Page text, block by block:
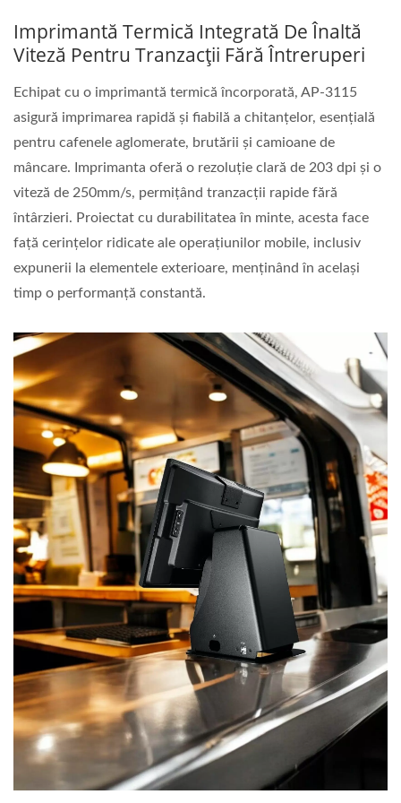
Imprimantă Termică Integrată De Înaltă
Viteză Pentru Tranzacții Fără Întreruperi
Echipat cu o imprimantă termică încorporată, AP-3115
asigură imprimarea rapidă și fiabilă a chitanțelor, esențială
pentru cafenele aglomerate, brutării și camioane de
mâncare. Imprimanta oferă o rezoluție clară de 203 dpi și o
viteză de 250mm/s, permițând tranzacții rapide fără
întârzieri. Proiectat cu durabilitatea în minte, acesta face
față cerințelor ridicate ale operațiunilor mobile, inclusiv
expunerii la elementele exterioare, menținând în același
timp o performanță constantă.